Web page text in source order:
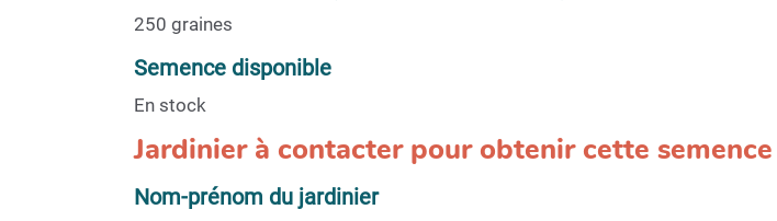
250 graines
Semence disponible
En stock
Jardinier à contacter pour obtenir cette semence
Nom-prénom du jardinier